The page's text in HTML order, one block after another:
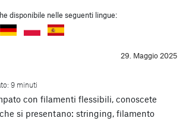
disponibile nelle seguenti lingue:
29. Maggio 2025
9 minuti
con filamenti flessibili, conoscete
si presentano: stringing, filamento